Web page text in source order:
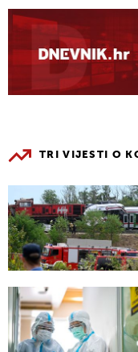
TRI VIJESTI O